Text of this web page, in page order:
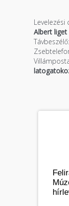
Levelezési
Albert liget
Távbeszélő: